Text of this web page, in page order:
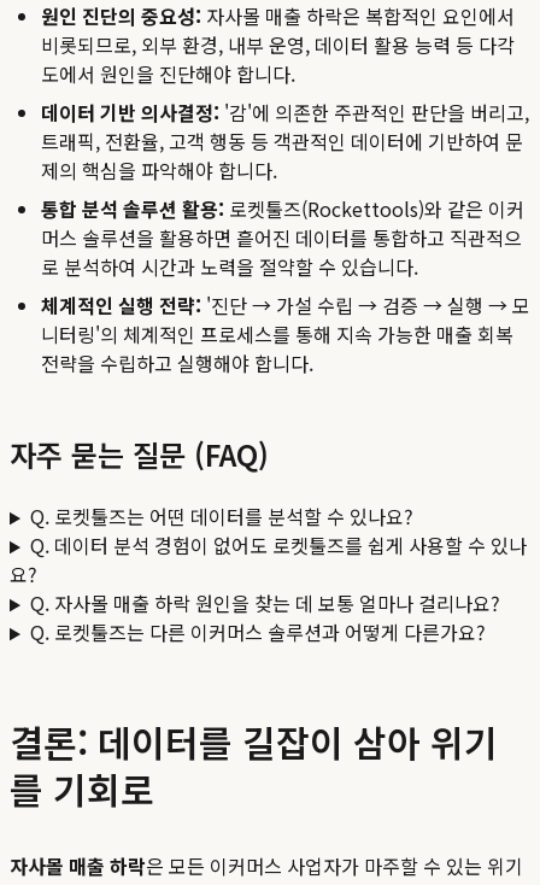
원인 진단의 중요성: 자사몰 매출 하락은 복합적인 요인에서
비롯되므로, 외부 환경, 내부 운영, 데이터 활용 능력 등 다각
도에서 원인을 진단해야 합니다.
데이터 기반 의사결정: '감'에 의존한 주관적인 판단을 버리고,
트래픽, 전환율, 고객 행동 등 객관적인 데이터에 기반하여 문
제의 핵심을 파악해야 합니다.
통합 분석 솔루션 활용: 로켓툴즈(Rockettools)와 같은 이커
머스 솔루션을 활용하면 흩어진 데이터를 통합하고 직관적으
로 분석하여 시간과 노력을 절약할 수 있습니다.
체계적인 실행 전략: '진단 → 가설 수립 → 검증 → 실행 → 모
니터링'의 체계적인 프로세스를 통해 지속 가능한 매출 회복
전략을 수립하고 실행해야 합니다.
자주 묻는 질문 (FAQ)
Q. 로켓툴즈는 어떤 데이터를 분석할 수 있나요?
Q. 데이터 분석 경험이 없어도 로켓툴즈를 쉽게 사용할 수 있나
요?
Q. 자사몰 매출 하락 원인을 찾는 데 보통 얼마나 걸리나요?
Q. 로켓툴즈는 다른 이커머스 솔루션과 어떻게 다른가요?
결론: 데이터를 길잡이 삼아 위기
를 기회로
자사몰 매출 하락은 모든 이커머스 사업자가 마주할 수 있는 위기